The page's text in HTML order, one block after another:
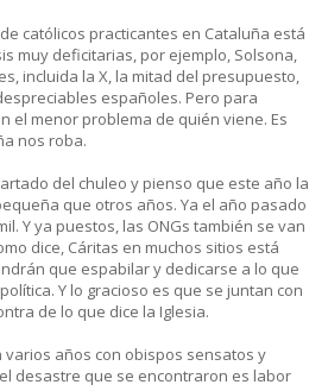
católicos practicantes en Cataluña está
muy deficitarias, por ejemplo, Solsona,
incluida la X, la mitad del presupuesto,
españoles. Pero para
el menor problema de quién viene. Es
nos roba.
del chuleo y pienso que este año la
que otros años. Ya el año pasado
Y ya puestos, las ONGs también se van
dice, Cáritas en muchos sitios está
que espabilar y dedicarse a lo que
Y lo gracioso es que se juntan con
de lo que dice la Iglesia.
varios años con obispos sensatos y
desastre que se encontraron es labor